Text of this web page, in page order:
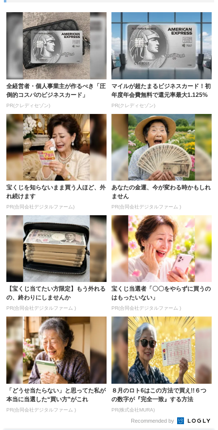
全経営者・個人事業主が作るべき「圧
倒的コスパのビジネスカード」
PR(クレディセゾン)
マイルが超たまるビジネスカード！初
年度年会費無料で還元率最大1.125%
PR(クレディセゾン)
宝くじを知らないまま買う人ほど、外
れ続けます
PR(合同会社デジタルファーム)
あなたの金運、今が変わる時かもしれ
ません
PR(合同会社デジタルファーム )
【宝くじ当てたい方限定】もう外れる
の、終わりにしませんか
PR(合同会社デジタルファーム )
宝くじ当選者「〇〇をやらずに買うの
はもったいない」
PR(合同会社デジタルファーム )
「どうせ当たらない」と思ってた私が
本当に当選した“買い方”がこれ
PR(合同会社デジタルファーム )
８月のロト6はこの方法で買え!!６つ
の数字が『完全一致』する方法
PR(株式会社MURA)
Recommended by